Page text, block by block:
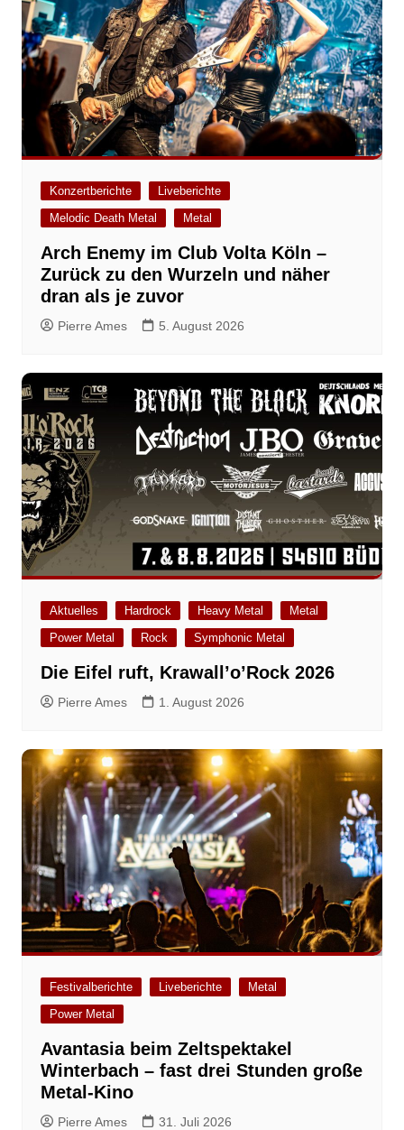
Konzertberichte
Liveberichte
Melodic Death Metal
Metal
Arch Enemy im Club Volta Köln –
Zurück zu den Wurzeln und näher
dran als je zuvor
Pierre Ames 5. August 2026
Aktuelles Hardrock Heavy Metal
Metal
Power Metal
Rock Symphonic Metal
Die Eifel ruft, Krawall’o’Rock 2026
Pierre Ames 1. August 2026
Festivalberichte Liveberichte
Metal
Power Metal
Avantasia beim Zeltspektakel
Winterbach – fast drei Stunden große
Metal-Kino
Pierre Ames 31. Juli 2026